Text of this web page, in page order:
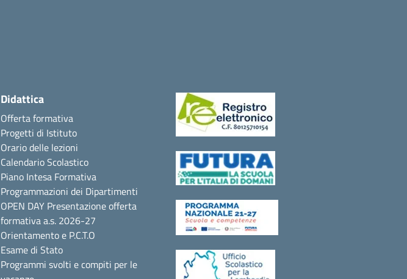
Didattica
Offerta formativa
Progetti di Istituto
Orario delle lezioni
Calendario Scolastico
Piano Intesa Formativa
Programmazioni dei Dipartimenti
OPEN DAY Presentazione offerta
formativa a.s. 2026-27
Orientamento e P.C.T.O
Esame di Stato
Programmi svolti e compiti per le